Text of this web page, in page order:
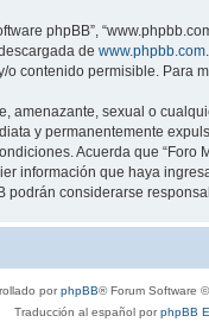
phpBB”,
de www.phpbb.com
contenido permisible. Para
sexual o
y permanentemente
Acuerda que
información que haya
considerarse
porphpBB® Forum Software
Traducción al español porphpBB